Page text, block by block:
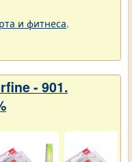
и фитнеса.
- 901.